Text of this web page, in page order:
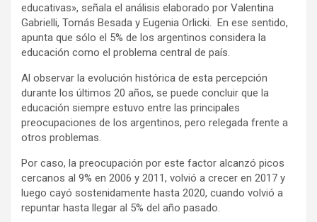
educativas», señala el análisis elaborado por Valentina
Gabrielli, Tomás Besada y Eugenia Orlicki. En ese sentido,
apunta que sólo el 5% de los argentinos considera la
educación como el problema central de país.
Al observar la evolución histórica de esta percepción
durante los últimos 20 años, se puede concluir que la
educación siempre estuvo entre las principales
preocupaciones de los argentinos, pero relegada frente a
otros problemas.
Por caso, la preocupación por este factor alcanzó picos
cercanos al 9% en 2006 y 2011, volvió a crecer en 2017 y
luego cayó sostenidamente hasta 2020, cuando volvió a
repuntar hasta llegar al 5% del año pasado.